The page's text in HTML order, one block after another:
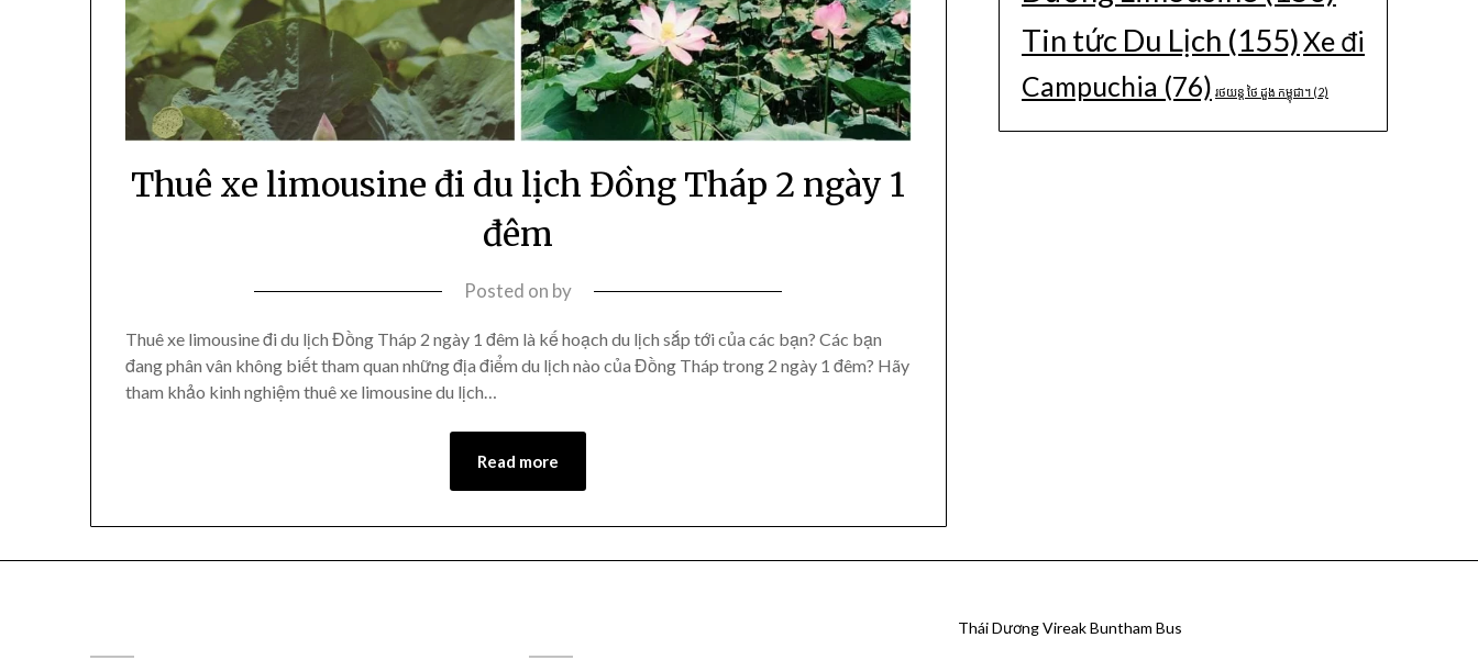
Thuê xe limousine đi du lịch Đồng Tháp 2 ngày 1
đêm
Posted on by
Thuê xe limousine đi du lịch Đồng Tháp 2 ngày 1 đêm là kế hoạch du lịch sắp tới của các bạn? Các bạn
đang phân vân không biết tham quan những địa điểm du lịch nào của Đồng Tháp trong 2 ngày 1 đêm? Hãy
tham khảo kinh nghiệm thuê xe limousine du lịch…
Read more
Tin tức Du Lịch (155)Xe đi
Campuchia (76) រថយន្ត ថៃ ដួង កម្ពុជា។(2)
Thái Dương Vireak Buntham Bus